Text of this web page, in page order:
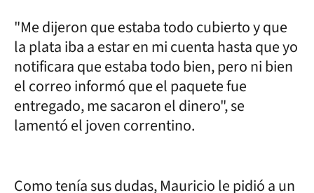
"Me dijeron que estaba todo cubierto y que
la plata iba a estar en mi cuenta hasta que yo
notificara que estaba todo bien, pero ni bien
el correo informó que el paquete fue
entregado, me sacaron el dinero", se
lamentó el joven correntino.
Como tenía sus dudas, Mauricio le pidió a un